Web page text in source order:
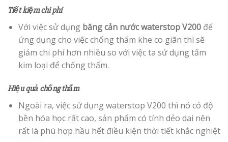
Tiết kiệm chi phí
Với việc sử dụng băng cản nước waterstop V200để
ứng dụng cho việc chống thấm khe co giãn thì sẽ
giảm chi phí hơn nhiều so với việc ta sử dụng tấm
kim loại để chống thấm.
Hiệu quả chống thấm
Ngoài ra, việc sử dụng waterstop V200 thì nó có độ
bền hóa học rất cao, sản phẩm có tính dẻo dai nên
rất là phù hợp hầu hết điều kiện thời tiết khắc nghiệt